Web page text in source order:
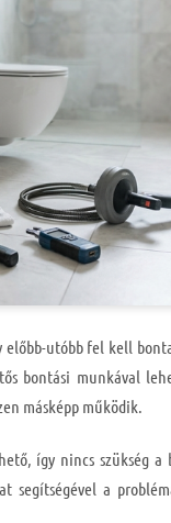
utóbb fel kell
bontási munkával
másképp működik.
így nincs szükség
segítségével a